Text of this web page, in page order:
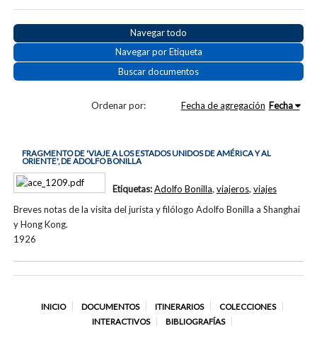
Navegar todo
Navegar por Etiqueta
Buscar documentos
Ordenar por: Fecha de agregación Fecha
FRAGMENTO DE 'VIAJE A LOS ESTADOS UNIDOS DE AMÉRICA Y AL
ORIENTE', DE ADOLFO BONILLA
Breves notas de la visita del jurista y filólogo Adolfo Bonilla a Shanghai
y Hong Kong.
1926
Etiquetas:Adolfo Bonilla, viajeros, viajes
INICIO DOCUMENTOS ITINERARIOS
COLECCIONES
INTERACTIVOS
BIBLIOGRAFÍAS